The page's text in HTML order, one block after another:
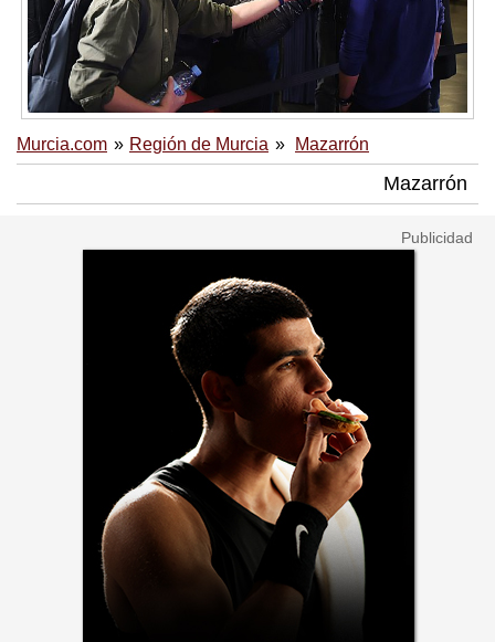
Murcia.com Región de Murcia Mazarrón
Mazarrón